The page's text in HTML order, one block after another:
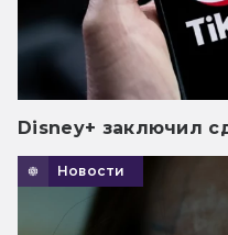
Disney+ заключил
Новости